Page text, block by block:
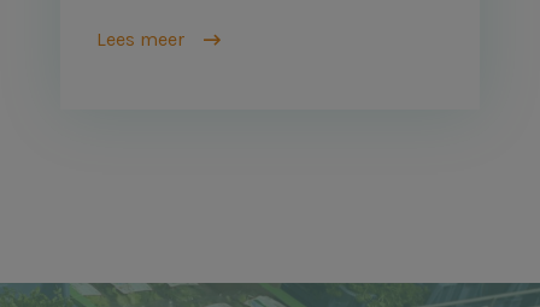
Lees meer